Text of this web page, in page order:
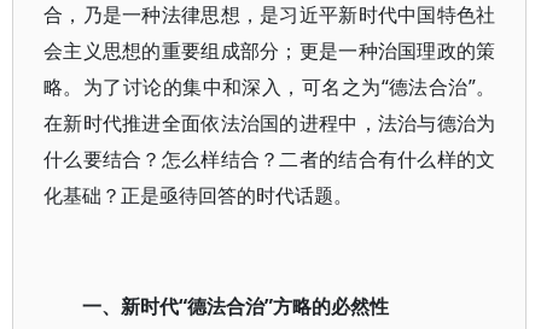
合，乃是一种法律思想，是习近平新时代中国特色社
会主义思想的重要组成部分；更是一种治国理政的策
略。为了讨论的集中和深入，可名之为“德法合治”。
在新时代推进全面依法治国的进程中，法治与德治为
什么要结合？怎么样结合？二者的结合有什么样的文
化基础？正是亟待回答的时代话题。
一、新时代“德法合治”方略的必然性